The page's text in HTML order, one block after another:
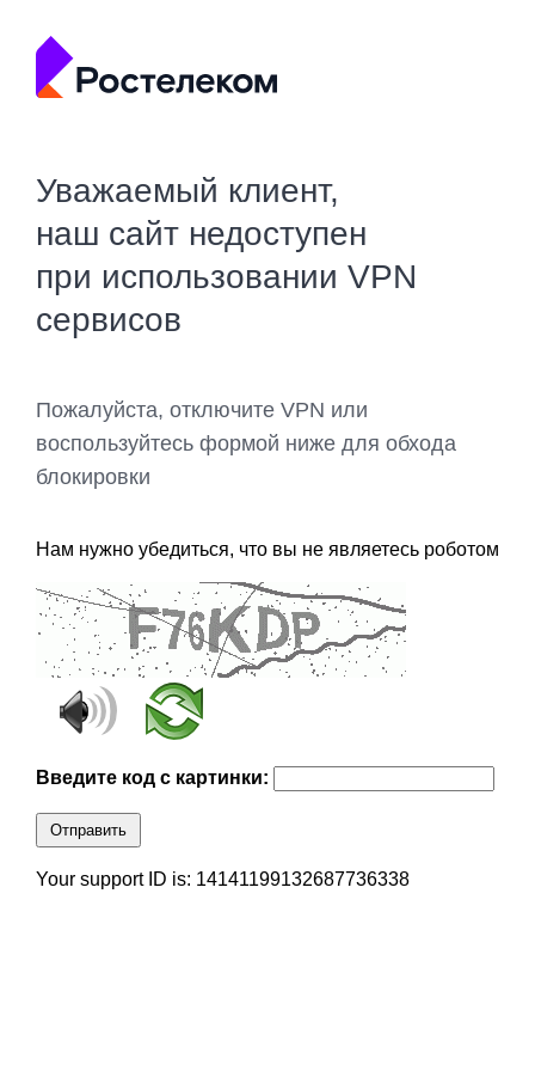
Уважаемый клиент,
наш сайт недоступен
при использовании VPN
сервисов
Пожалуйста, отключите VPN или
воспользуйтесь формой ниже для обхода
блокировки
Нам нужно убедиться, что вы не являетесь роботом
Введите код с картинки:
Отправить
Your support ID is: 14141199132687736338